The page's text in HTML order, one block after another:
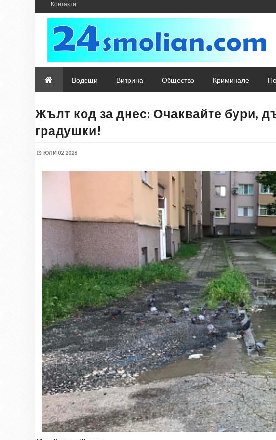
Контакти
Водещи Витрина Общество Криминале
Жълт код за днес: Очаквайте бури,
градушки!
ЮЛИ 02, 2026